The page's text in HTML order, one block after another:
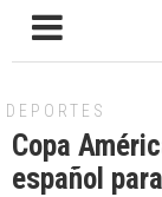
DEPORTES
Copa
español